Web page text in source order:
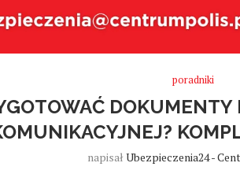
poradniki
DOKUMENTY
napisałUbezpieczenia24 -